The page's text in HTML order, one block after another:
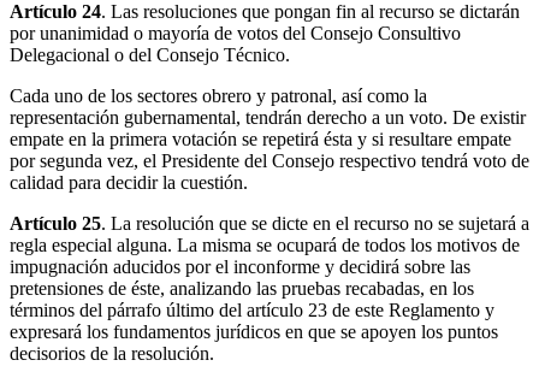
Artículo 24. Las resoluciones que pongan fin al recurso se dictarán
por unanimidad o mayoría de votos del Consejo Consultivo
Delegacional o del Consejo Técnico.
Cada uno de los sectores obrero y patronal, así como la
representación gubernamental, tendrán derecho a un voto. De existir
empate en la primera votación se repetirá ésta y si resultare empate
por segunda vez, el Presidente del Consejo respectivo tendrá voto de
calidad para decidir la cuestión.
Artículo 25. La resolución que se dicte en el recurso no se sujetará a
regla especial alguna. La misma se ocupará de todos los motivos de
impugnación aducidos por el inconforme y decidirá sobre las
pretensiones de éste, analizando las pruebas recabadas, en los
términos del párrafo último del artículo 23 de este Reglamento y
expresará los fundamentos jurídicos en que se apoyen los puntos
decisorios de la resolución.